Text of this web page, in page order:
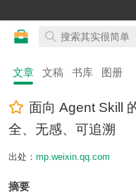
文章 文稿 书库 图册
面向 Agent Skill
全、无感、可追溯
出处： mp.weixin.qq.com
摘要